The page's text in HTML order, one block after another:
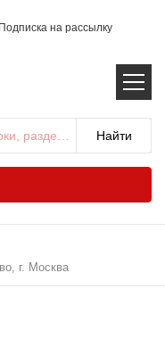
Подписка на рассылку
г. Москва